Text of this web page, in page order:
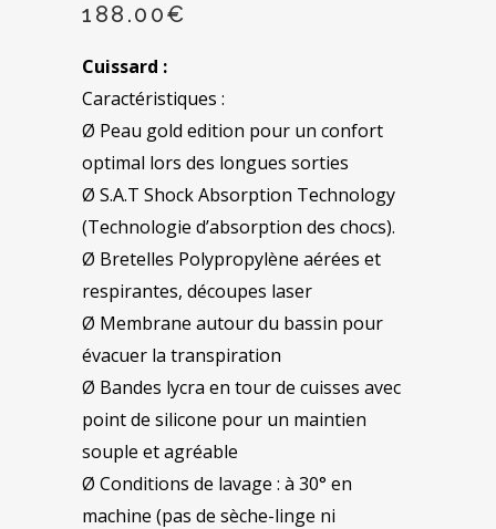
188.00€
Cuissard :
Caractéristiques :
Ø Peau gold edition pour un confort
optimal lors des longues sorties
Ø S.A.T Shock Absorption Technology
(Technologie d’absorption des chocs).
Ø Bretelles Polypropylène aérées et
respirantes, découpes laser
Ø Membrane autour du bassin pour
évacuer la transpiration
Ø Bandes lycra en tour de cuisses avec
point de silicone pour un maintien
souple et agréable
Ø Conditions de lavage : à 30° en
machine (pas de sèche-linge ni